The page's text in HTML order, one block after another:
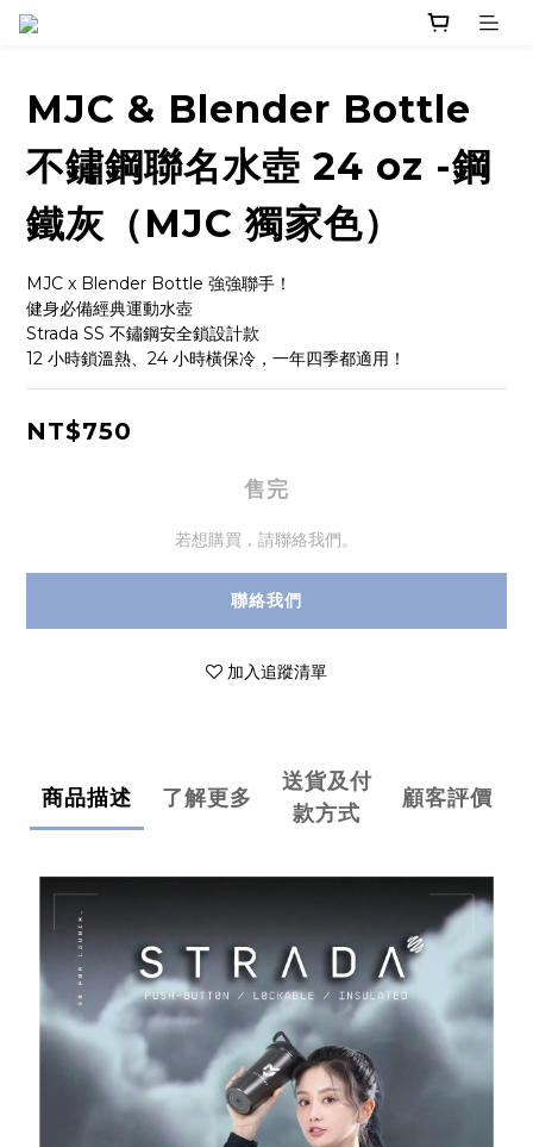
MJC & Blender Bottle
不鏽鋼聯名水壺 24 oz -鋼
鐵灰（MJC 獨家色）
MJC x Blender Bottle 強強聯手！
健身必備經典運動水壺
Strada SS 不鏽鋼安全鎖設計款
12 小時鎖溫熱、24 小時橫保冷，一年四季都適用！
NT$750
售完
若想購買，請聯絡我們。
聯絡我們
加入追蹤清單
商品描述 了解更多
送貨及付
款方式
顧客評價